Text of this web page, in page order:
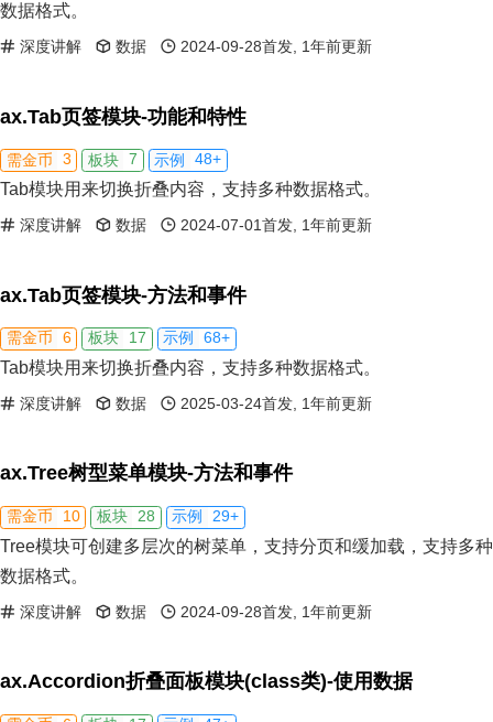
数据格式。
深度讲解 数据 2024-09-28首发, 1年前更新
ax.Tab页签模块-功能和特性
需金币 3 板块 7 示例 48+
Tab模块用来切换折叠内容，支持多种数据格式。
深度讲解 数据 2024-07-01首发, 1年前更新
ax.Tab页签模块-方法和事件
需金币 6 板块 17 示例 68+
Tab模块用来切换折叠内容，支持多种数据格式。
深度讲解 数据 2025-03-24首发, 1年前更新
ax.Tree树型菜单模块-方法和事件
需金币 10 板块 28 示例 29+
Tree模块可创建多层次的树菜单，支持分页和缓加载，支持多种
数据格式。
深度讲解 数据 2024-09-28首发, 1年前更新
ax.Accordion折叠面板模块(class类)-使用数据